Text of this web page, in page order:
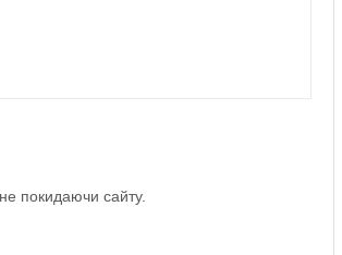
покидаючи сайту.